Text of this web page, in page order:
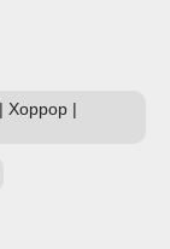
| Хоррор |